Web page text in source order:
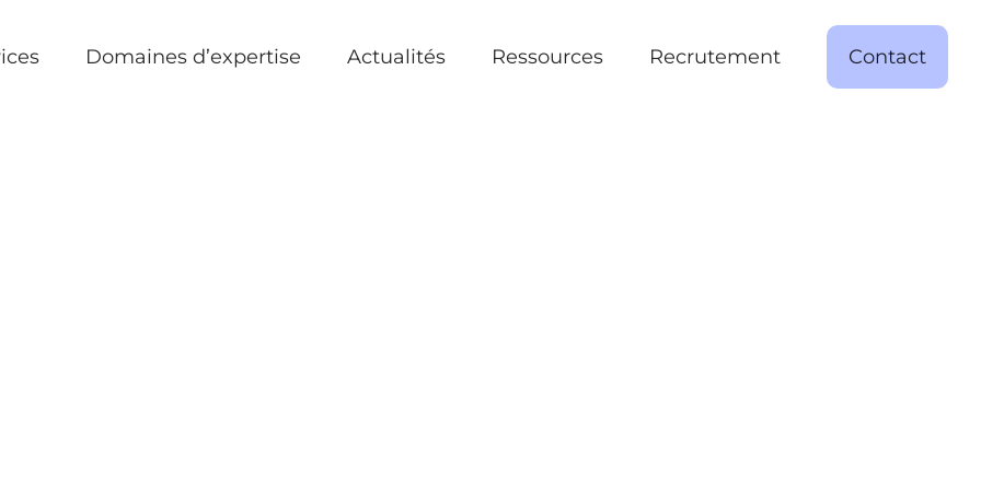
Domaines d’expertise Actualités Ressources Recrutement Contact